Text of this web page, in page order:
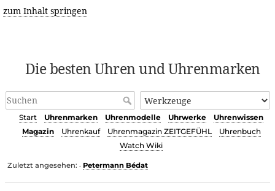
zum Inhalt springen
Die besten Uhren und Uhrenmarken
Start Uhrenmarken Uhrenmodelle Uhrwerke
Uhrenwissen
Magazin
Uhrenkauf Uhrenmagazin ZEITGEFÜHL
Uhrenbuch
Watch Wiki
Zuletzt angesehen: • Petermann Bédat